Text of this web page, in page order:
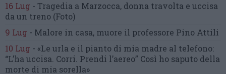
16 Lug - Tragedia a Marzocca, donna travolta e uccisa
da un treno (Foto)
9 Lug - Malore in casa, muore il professore Pino Attili
10 Lug - «Le urla e il pianto di mia madre al telefono:
“L’ha uccisa. Corri. Prendi l’aereo” Così ho saputo della
morte di mia sorella»